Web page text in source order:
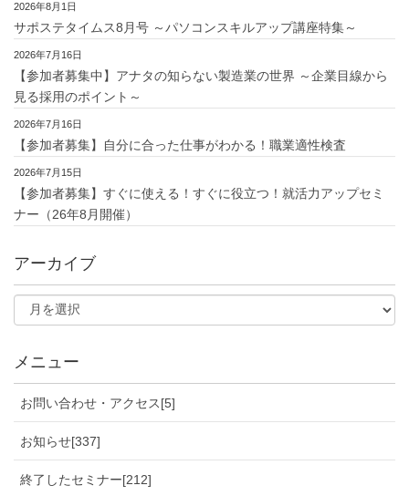
2026年8月1日
サポステタイムス8月号 ～パソコンスキルアップ講座特集～
2026年7月16日
【参加者募集中】アナタの知らない製造業の世界 ～企業目線から
見る採用のポイント～
2026年7月16日
【参加者募集】自分に合った仕事がわかる！職業適性検査
2026年7月15日
【参加者募集】すぐに使える！すぐに役立つ！就活力アップセミ
ナー（26年8月開催）
アーカイブ
メニュー
お問い合わせ・アクセス[5]
お知らせ[337]
終了したセミナー[212]